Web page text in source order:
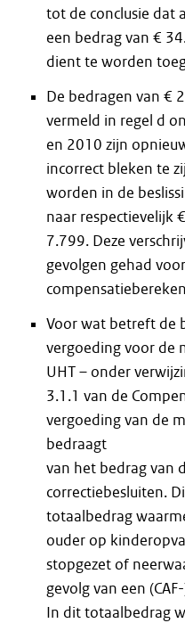
tot de conclusie dat
een bedrag van €
dient te worden
De bedragen van €
vermeld in regel d
en 2010 zijn
incorrect bleken te
worden in de
naar respectievelijk
7.799. Deze
gevolgen gehad
Voor wat betreft de
vergoeding voor de
UHT – onder
3.1.1 van de
vergoeding van de
bedraagt
van het bedrag van
correctiebesluiten.
totaalbedrag
ouder op
stopgezet of
gevolg van een
In dit totaalbedrag